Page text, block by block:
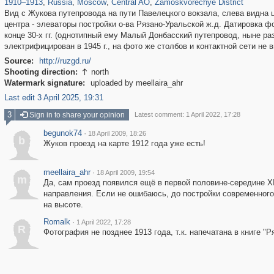
1910–1913, Russia, Moscow, Central AO, Zamoskvorechye District
Вид с Жукова путепровода на пути Павелецкого вокзала, слева
центра - элеваторы постройки о-ва Рязано-Уральской ж.д. Датировка
конце 30-х гг. (однотипный ему Малый Донбасский путепровод, ныне
электрифицирован в 1945 г., на фото же столбов и контактной сети не
Source:
http://ruzgd.ru/
Shooting direction:  north
Watermark signature:
uploaded by meellaira_ahr
Last edit 3 April 2025, 19:31
3 Sign in to share your opinion Latest comment: 1 April 2022, 17:28
b
begunok74 · 18 April 2009, 18:26
Жуков проезд на карте 1912 года уже есть!
m
meellaira_ahr · 18 April 2009, 19:54
Да, сам проезд появился ещё в первой половине-середине
направления. Если не ошибаюсь, до постройки
на высоте.
R
Romalk · 1 April 2022, 17:28
Фотография не позднее 1913 года, т.к. напечатана в книге